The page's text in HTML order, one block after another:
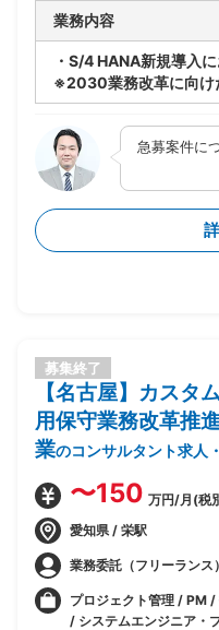
業務内容
・S/4 HANA新規導入
※2030業務改革に向け
ムも順次切替予定。
・SAP/PP領域コンサ
急募案件に
募集終了
【名古屋】カスタ
用保守業務改革推
業のコンサルタント求人
〜150 万円/月(税
愛知県 / 栄駅
業務委託（フリーランス）
プロジェクト管理 / PM
/ システムエンジニア・